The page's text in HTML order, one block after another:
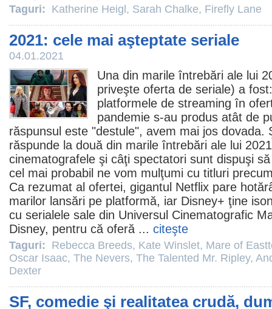
Taguri: Katherine Heigl , Sarah Chalke, Firefly Lane
2021: cele mai aşteptate seriale
04.01.2021
Una din marile întrebări ale lui
priveşte oferta de seriale) a
platformele de streaming în
pandemie s-au produs atât de
răspunsul este "destule", avem mai jos dovada.
răspunde la două din marile întrebări ale lui
cinematografele şi câţi spectatori sunt dispuşi
cel mai probabil ne vom mulţumi cu titluri
Ca rezumat al ofertei, gigantul Netflix pare
marilor lansări pe platformă, iar Disney+ ţine
cu serialele sale din Universul Cinematografic
Disney, pentru că oferă ... citeşte
Taguri: Rebecca Breeds, Kate Winslet, Mare of
Oscar Isaac, The Nevers, The Talented Mr. Ripley,
Dexter
SF, comedie şi realitatea crudă,